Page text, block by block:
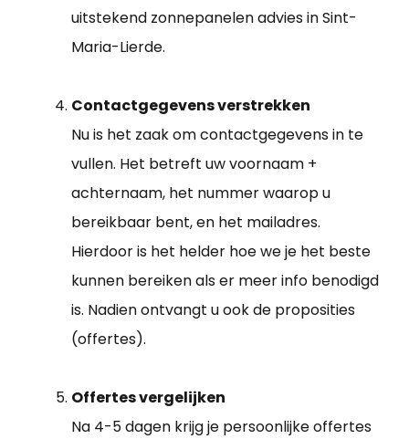
uitstekend zonnepanelen advies in Sint-
Maria-Lierde.
Contactgegevens verstrekken
Nu is het zaak om contactgegevens in te
vullen. Het betreft uw voornaam +
achternaam, het nummer waarop u
bereikbaar bent, en het mailadres.
Hierdoor is het helder hoe we je het beste
kunnen bereiken als er meer info benodigd
is. Nadien ontvangt u ook de proposities
(offertes).
Offertes vergelijken
Na 4-5 dagen krijg je persoonlijke offertes